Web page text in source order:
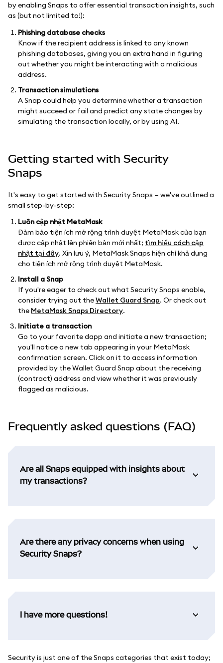
by enabling Snaps to offer essential transaction insights, such
as (but not limited to!):
Phishing database checks
Know if the recipient address is linked to any known
phishing databases, giving you an extra hand in figuring
out whether you might be interacting with a malicious
address.
Transaction simulations
A Snap could help you determine whether a transaction
might succeed or fail and predict any state changes by
simulating the transaction locally, or by using AI.
Getting started with Security
Snaps
It's easy to get started with Security Snaps — we've outlined a
small step-by-step:
Luôn cập nhật MetaMask
Đảm bảo tiện ích mở rộng trình duyệt MetaMask của bạn
được cập nhật lên phiên bản mới nhất; tìm hiểu cách cập
nhật tại đây. Xin lưu ý, MetaMask Snaps hiện chỉ khả dụng
cho tiện ích mở rộng trình duyệt MetaMask.
Install a Snap
If you're eager to check out what Security Snaps enable,
consider trying out theWallet Guard Snap. Or check out
the MetaMask Snaps Directory.
Initiate a transaction
Go to your favorite dapp and initiate a new transaction;
you'll notice a new tab appearing in your MetaMask
confirmation screen. Click on it to access information
provided by the Wallet Guard Snap about the receiving
(contract) address and view whether it was previously
flagged as malicious.
Frequently asked questions (FAQ)
Are all Snaps equipped with insights about
my transactions?
Are there any privacy concerns when using
Security Snaps?
I have more questions!
Security is just one of the Snaps categories that exist today;